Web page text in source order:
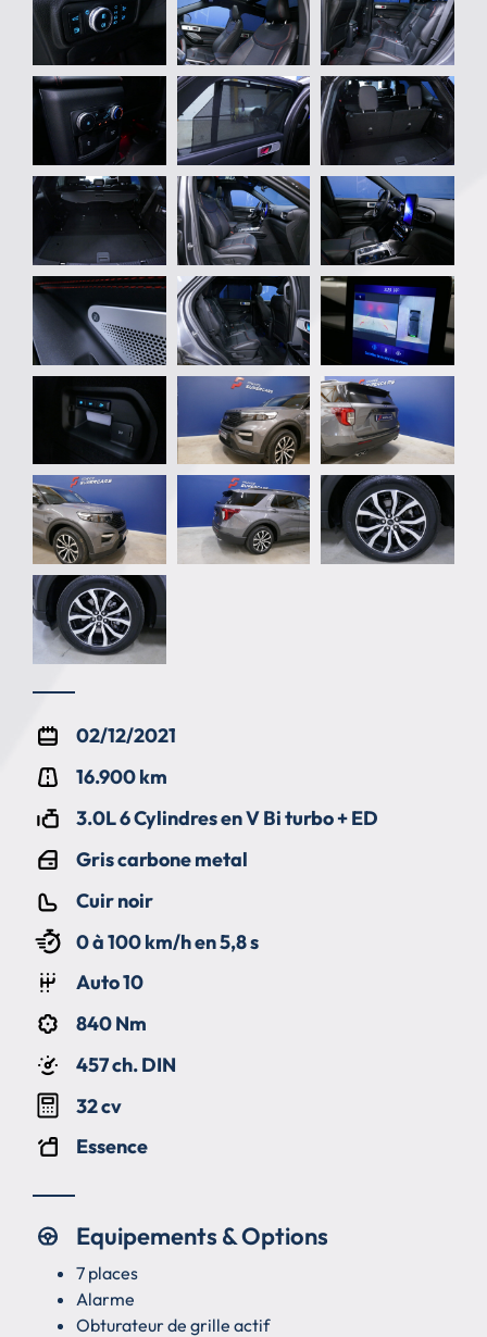
02/12/2021
16.900 km
3.0L 6 Cylindres en V Bi turbo + ED
Gris carbone metal
Cuir noir
0 à 100 km/h en 5,8 s
Auto 10
840 Nm
457 ch. DIN
32 cv
Essence
Equipements & Options
7 places
Alarme
Obturateur de grille actif